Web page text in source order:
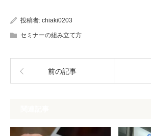
投稿者: chiaki0203
セミナーの組み立て方
前の記事